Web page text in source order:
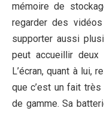
mémoire de
regarder des
supporter aussi
peut accueillir
L’écran, quant à lui,
que c’est un fait
de gamme. Sa